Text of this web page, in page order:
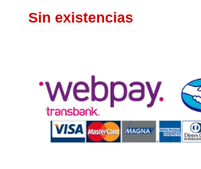
Sin existencias